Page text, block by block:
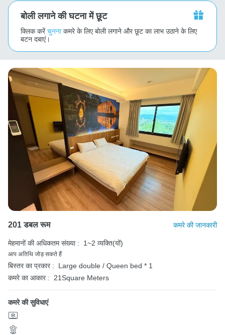
बोली लगाने की घटना में छूट
क्लिक करेंचुननाकमरे के लिए बोली लगाने और छूट का लाभ उठाने के लिए
बटन दबाएं।
201 डबल रूम कमरे की जानकारी
मेहमानों की अधिकतम संख्या : 1~2 व्यक्ति(यों)
आप अतिथि जोड़ सकते हैं
बिस्तर का प्रकार :
Large double / Queen bed * 1
कमरे का आकार :
21Square Meters
कमरे की सुविधाएं